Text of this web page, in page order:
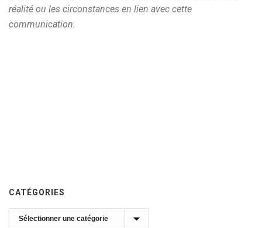
réalité ou les circonstances en lien avec cette
communication.
CATÉGORIES
Catégories